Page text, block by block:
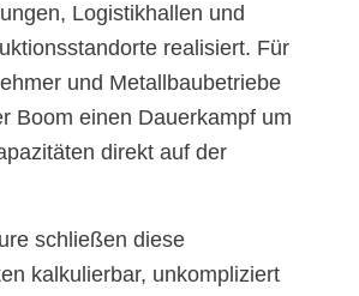
Logistikhallen und
realisiert. Für
und Metallbaubetriebe
Boom einen Dauerkampf um
direkt auf der
schließen diese
kalkulierbar, unkompliziert